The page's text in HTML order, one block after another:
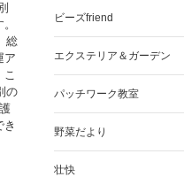
総
ア
の
ビーズfriend
エクステリア＆ガーデン
パッチワーク教室
野菜だより
壮快